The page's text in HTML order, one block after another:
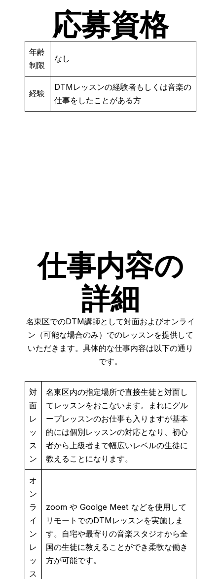
応募資格
年齢
制限
なし
経験
DTMレッスンの経験者もしくは音楽の
仕事をしたことがある方
仕事内容の
詳細
名東区でのDTM講師として対面およびオンライ
ン（可能な場合のみ）でのレッスンを提供して
いただきます。具体的な仕事内容は以下の通り
です。
対
面
レ
ッ
ス
ン
名東区内の指定場所で直接生徒と対面し
てレッスンをおこないます。まれにグル
ープレッスンのお仕事も入りますが基本
的には個別レッスンの対応となり、初心
者から上級者まで幅広いレベルの生徒に
教えることになります。
オ
ン
ラ
イ
ン
レ
ッ
ス
zoom や Goolge Meet などを使用して
リモートでのDTMレッスンを実施しま
す。自宅や最寄りの音楽スタジオから全
国の生徒に教えることができ柔軟な働き
方が可能です。